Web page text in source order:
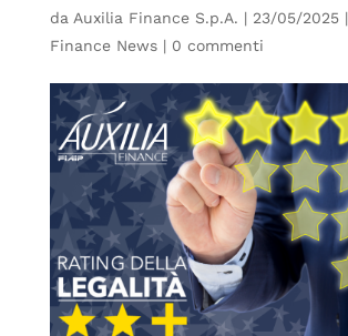
da Auxilia Finance S.p.A. | 23/05/2025|
Finance News| 0 commenti